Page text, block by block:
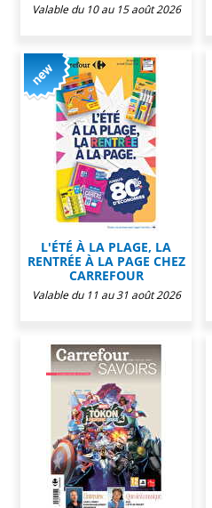
Valable du 10 au 15 août 2026
L'ÉTÉ À LA PLAGE, LA
RENTRÉE À LA PAGE CHEZ
CARREFOUR
Valable du 11 au 31 août 2026